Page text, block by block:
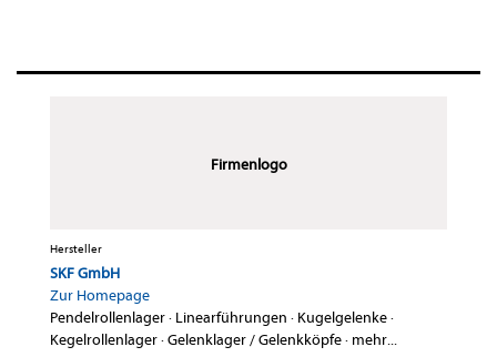
Firmenlogo
Hersteller
SKF GmbH
Zur Homepage
Pendelrollenlager· Linearführungen · Kugelgelenke·
Kegelrollenlager·Gelenklager / Gelenkköpfe· mehr...